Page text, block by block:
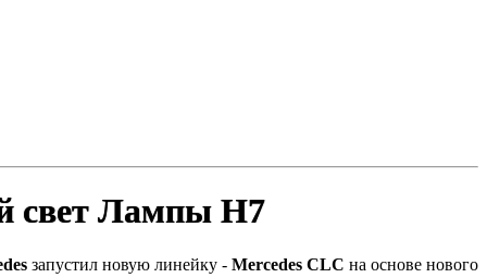
свет Лампы H7
запустил новую линейку - Mercedes CLC на основе нового